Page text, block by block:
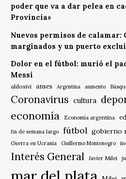
poder que va a dar pelea en
Provincia»
Nuevos permisos de calamar:
marginados y un puerto
Dolor en el fútbol: murió el
Messi
aldosivi anses Argentina aumento
Coronavirus cultura
economía Economía argentina
fin de semana largo fútbol gobierno
Guerra en Ucrania Guillermo Montenegro
Interés General Javier Milei